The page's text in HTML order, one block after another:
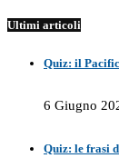
Ultimi articoli
Quiz: il
6 Giugno
Quiz: le frasi